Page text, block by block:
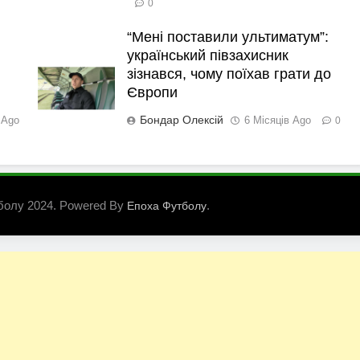
0
“Мені поставили ультиматум”:
український півзахисник
зізнався, чому поїхав грати до
Європи
Бондар Олексій 6 Місяців Ago 0
2024. Powered By Епоха Футболу.